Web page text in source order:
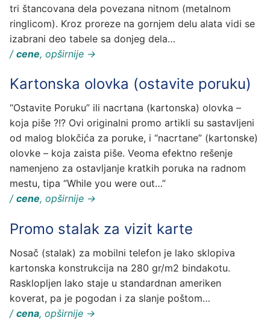
tri štancovana dela povezana nitnom (metalnom
ringlicom). Kroz proreze na gornjem delu alata vidi se
izabrani deo tabele sa donjeg dela…
/ cene, opširnije →
Kartonska olovka (ostavite poruku)
“Ostavite Poruku” ili nacrtana (kartonska) olovka –
koja piše ?!? Ovi originalni promo artikli su sastavljeni
od malog blokčića za poruke, i “nacrtane” (kartonske)
olovke – koja zaista piše. Veoma efektno rešenje
namenjeno za ostavljanje kratkih poruka na radnom
mestu, tipa “While you were out…”
/ cene, opširnije →
Promo stalak za vizit karte
Nosač (stalak) za mobilni telefon je lako sklopiva
kartonska konstrukcija na 280 gr/m2 bindakotu.
Rasklopljen lako staje u standardnan ameriken
koverat, pa je pogodan i za slanje poštom…
/ cena, opširnije →